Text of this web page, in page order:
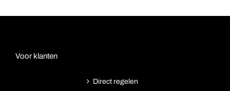
Voor klanten
Direct regelen